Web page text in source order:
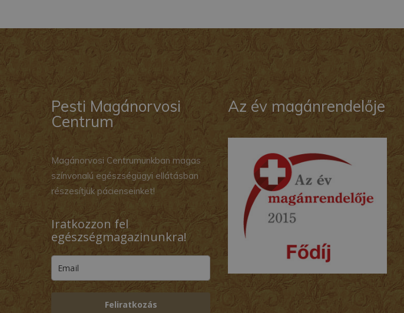
Pesti Magánorvosi
Centrum
Magánorvosi Centrumunkban magas
színvonalú egészségügyi ellátásban
részesítjük pácienseinket!
Iratkozzon fel
egészségmagazinunkra!
Feliratkozás
Az év magánrendelője